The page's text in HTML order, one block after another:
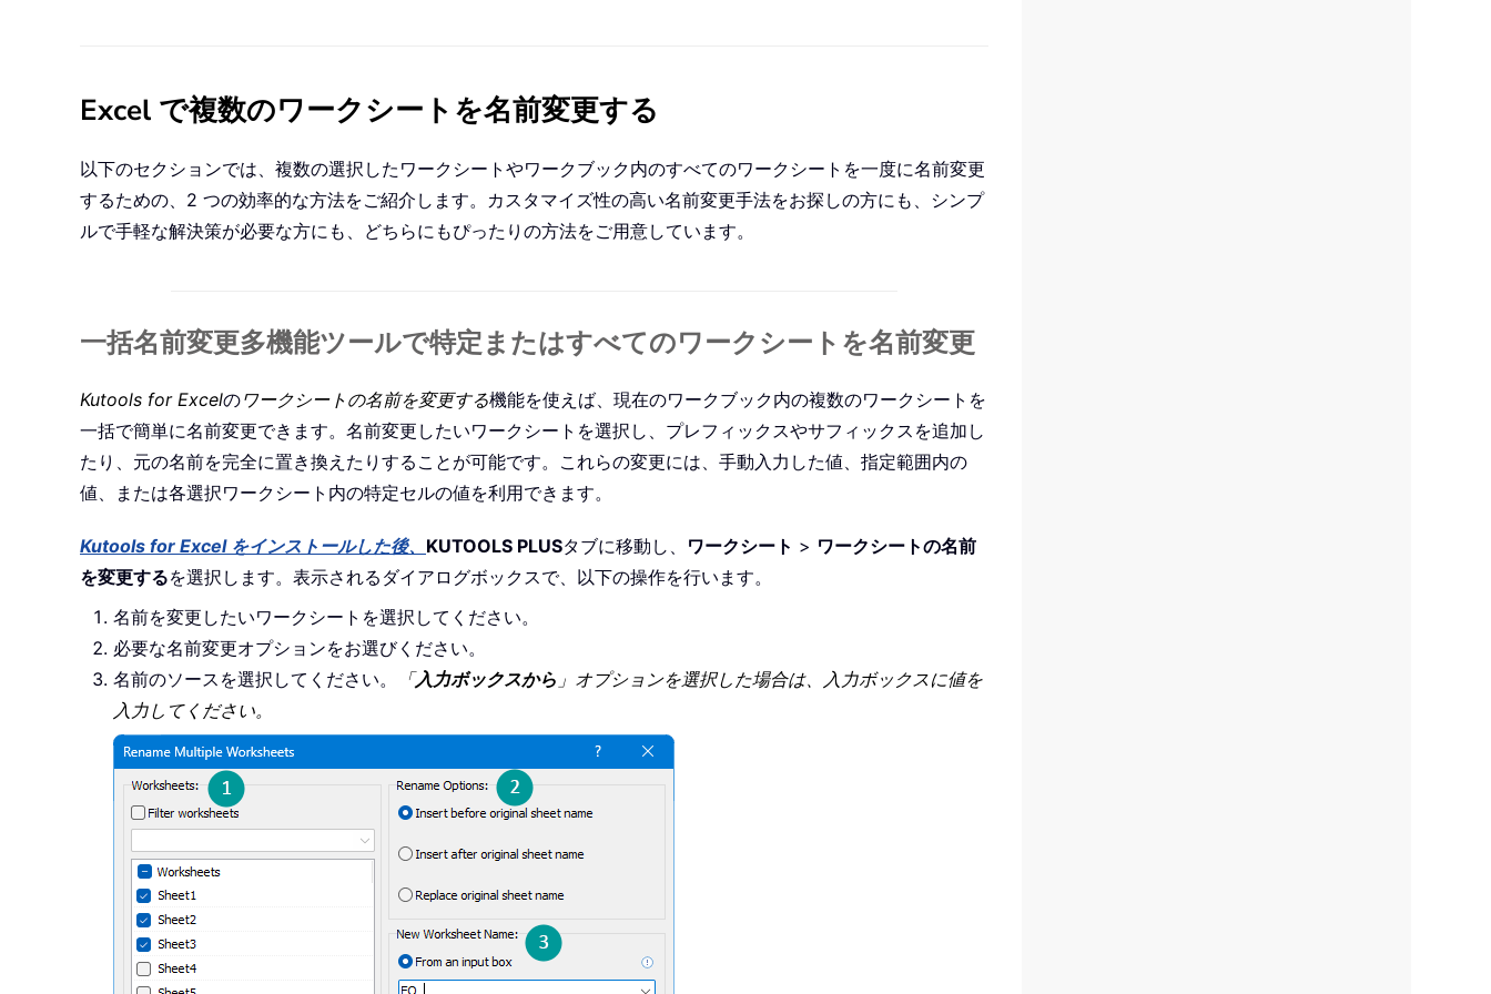
Excel で複数のワークシートを名前変更する
以下のセクションでは、複数の選択したワークシートやワークブック内のすべてのワークシートを一度に名前変更
するための、2 つの効率的な方法をご紹介します。カスタマイズ性の高い名前変更手法をお探しの方にも、シンプ
ルで手軽な解決策が必要な方にも、どちらにもぴったりの方法をご用意しています。
一括名前変更多機能ツールで特定またはすべてのワークシートを名前変更
Kutools for Excelのワークシートの名前を変更する機能を使えば、現在のワークブック内の複数のワークシートを
一括で簡単に名前変更できます。名前変更したいワークシートを選択し、プレフィックスやサフィックスを追加し
たり、元の名前を完全に置き換えたりすることが可能です。これらの変更には、手動入力した値、指定範囲内の
値、または各選択ワークシート内の特定セルの値を利用できます。
Kutools for Excel をインストールした後、 KUTOOLS PLUSタブに移動し、 ワークシート > ワークシートの名前
を変更するを選択します。表示されるダイアログボックスで、以下の操作を行います。
名前を変更したいワークシートを選択してください。
必要な名前変更オプションをお選びください。
名前のソースを選択してください。
「入力ボックスから 」オプションを選択した場合は、入力ボックスに値を
入力してください。